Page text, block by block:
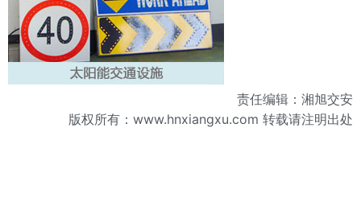
责任编辑：湘旭交安
版权所有： www.hnxiangxu.com 转载请注明出处